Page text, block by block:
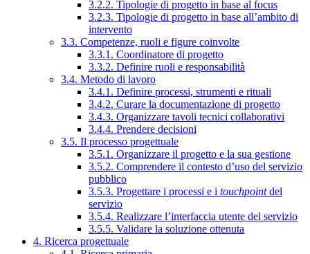
3.2.2. Tipologie di progetto in base al focus
3.2.3. Tipologie di progetto in base all’ambito di
intervento
3.3. Competenze, ruoli e figure coinvolte
3.3.1. Coordinatore di progetto
3.3.2. Definire ruoli e responsabilità
3.4. Metodo di lavoro
3.4.1. Definire processi, strumenti e rituali
3.4.2. Curare la documentazione di progetto
3.4.3. Organizzare tavoli tecnici collaborativi
3.4.4. Prendere decisioni
3.5. Il processo progettuale
3.5.1. Organizzare il progetto e la sua gestione
3.5.2. Comprendere il contesto d’uso del servizio
pubblico
3.5.3. Progettare i processi e i touchpointdel
servizio
3.5.4. Realizzare l’interfaccia utente del servizio
3.5.5. Validare la soluzione ottenuta
4. Ricerca progettuale